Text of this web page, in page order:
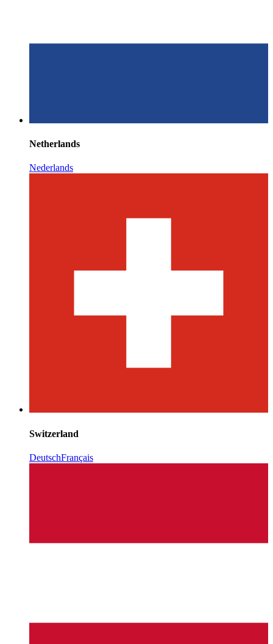
Netherlands
Nederlands
Switzerland
DeutschFrançais